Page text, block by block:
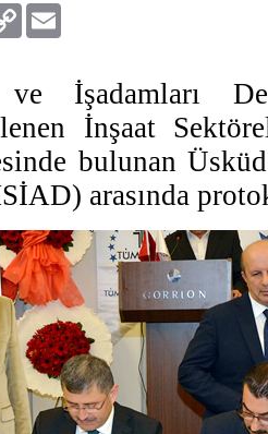
Copy
Link
İşadamları
İnşaat
bulunan
arasında